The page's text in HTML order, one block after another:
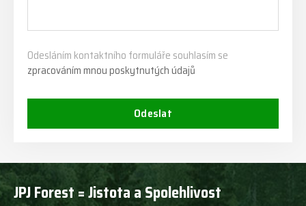
Odesláním kontaktního formuláře souhlasím se
zpracováním mnou poskytnutých údajů
Odeslat
JPJ Forest = Jistota a Spolehlivost